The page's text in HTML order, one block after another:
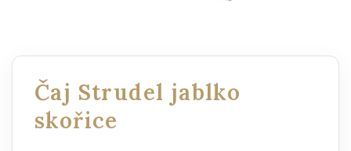
Čaj Strudel jablko
skořice